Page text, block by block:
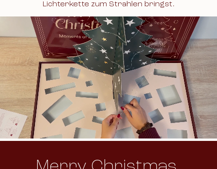
Lichterkette zum Strahlen bringst.